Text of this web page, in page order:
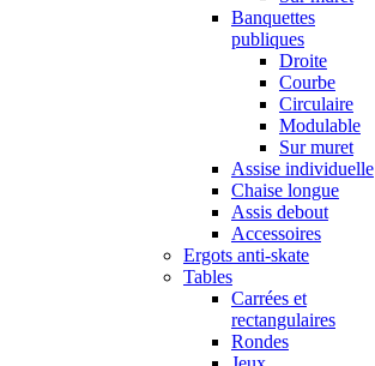
Banquettes
publiques
Droite
Courbe
Circulaire
Modulable
Sur muret
Assise individuelle
Chaise longue
Assis debout
Accessoires
Ergots anti-skate
Tables
Carrées et
rectangulaires
Rondes